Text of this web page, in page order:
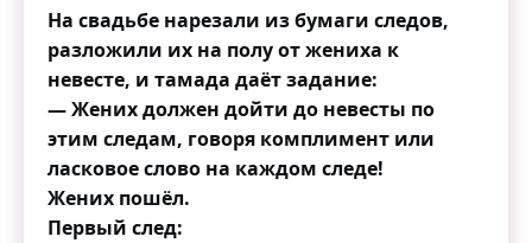
На свадьбе нарезали из бумаги следов,
разложили их на полу от жениха к
невесте, и тамада даёт задание:
— Жених должен дойти до невесты по
этим следам, говоря комплимент или
ласковое слово на каждом следе!
Жених пошёл.
Первый след: